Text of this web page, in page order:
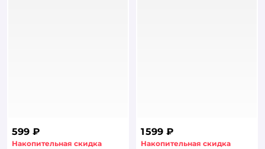
599 ₽
Накопительная скидка
1 599 ₽
Накопительная скидка